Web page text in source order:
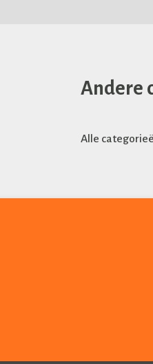
Andere
Alle